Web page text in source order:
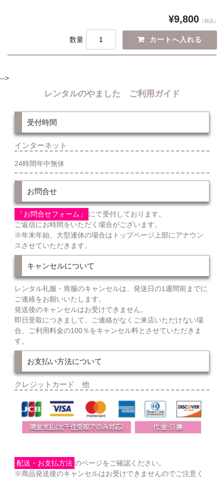
¥9,800 （税込）
数量
-->
レンタルのやました ご利用ガイド
受付時間
インターネット
24時間年中無休
お問合せ
「お問合せフォーム」
にて受付しております。
ご返信にお時間をいただく場合がございます。
※年末年始、大型連休の場合はトップページ上部にアナウン
スさせていただきます。
キャンセルについて
レンタル礼服・喪服のキャンセルは、発送日の1週間前までに
ご連絡をお願いいたします。
発送後のキャンセルはお受けできません。
即日受取につきまして、ご連絡がなくご来店いただけない場
合、ご利用料金の100％をキャンセル料とさせていただきま
す。
お支払い方法について
クレジットカード 他
配送・お支払方法 のページをご確認ください。
※商品発送後のキャンセルはお受けできませんのでご注意く